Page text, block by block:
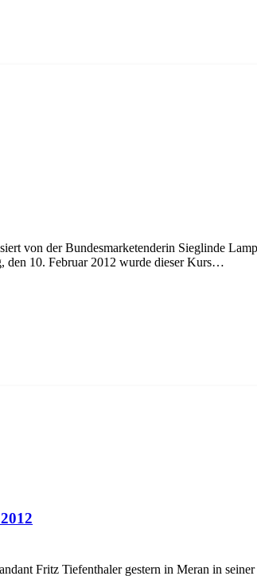
von der Bundesmarketenderin Sieglinde
den 10. Februar 2012 wurde dieser Kurs…
Fritz Tiefenthaler gestern in Meran in